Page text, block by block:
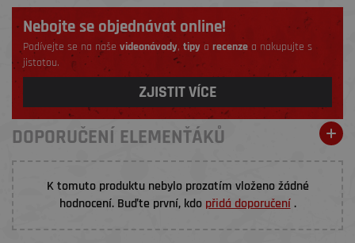
Nebojte se objednávat online!
Podívejte se na naše videonávody,tipy a recenzea nakupujte s
jistotou.
ZJISTIT VÍCE
DOPORUČENÍ ELEMENŤÁKŮ
K tomuto produktu nebylo prozatím vloženo žádné
hodnocení. Buďte první, kdo přidá doporučení.